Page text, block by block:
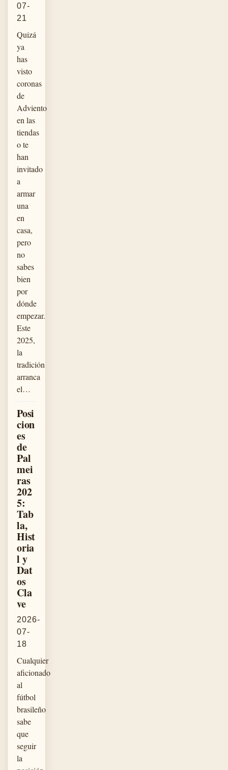
07-
21
Quizá
ya
has
visto
coronas
de
Adviento
en las
tiendas
o te
han
invitado
a
armar
una
en
casa,
pero
no
sabes
bien
por
dónde
empezar.
Este
2025,
la
tradición
arranca
el…
Posi
cion
es
de
Pal
mei
ras
202
5:
Tab
la,
Hist
oria
l y
Dat
os
Cla
ve
2026-
07-
18
Cualquier
aficionado
al
fútbol
brasileño
sabe
que
seguir
la